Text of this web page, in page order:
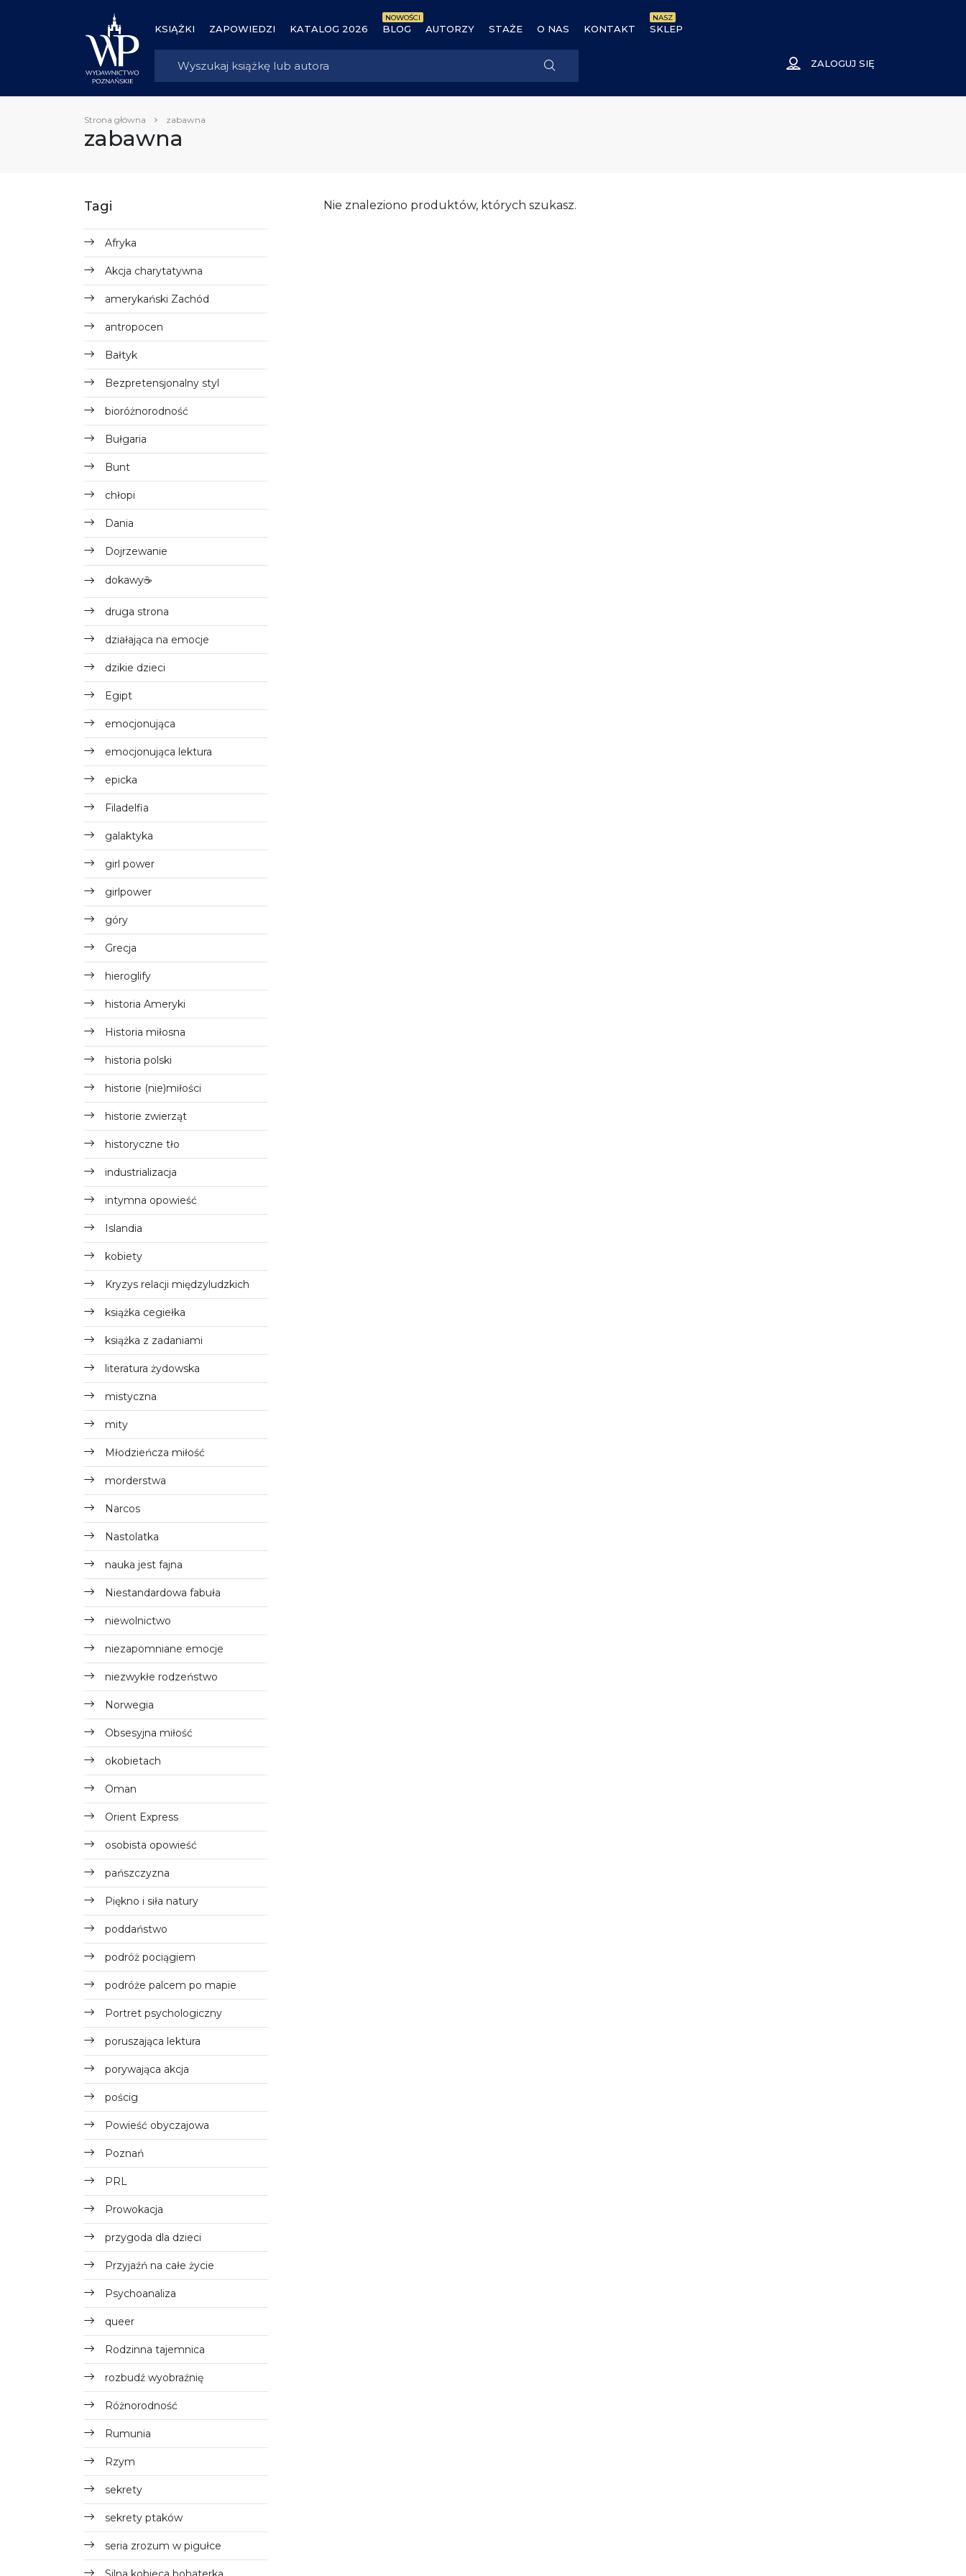
KSIĄŻKI ZAPOWIEDZI KATALOG 2026 BLOG
NOWOŚCI
AUTORZY STAŻE O NAS KONTAKT SKLEP
NASZ
ZALOGUJ SIĘ
Strona główna zabawna
zabawna
Tagi
Afryka
Akcja charytatywna
amerykański Zachód
antropocen
Bałtyk
Bezpretensjonalny styl
bioróżnorodność
Bułgaria
Bunt
chłopi
Dania
Dojrzewanie
dokawy☕
druga strona
działająca na emocje
dzikie dzieci
Egipt
emocjonująca
emocjonująca lektura
epicka
Filadelfia
galaktyka
girl power
girlpower
góry
Grecja
hieroglify
historia Ameryki
Historia miłosna
historia polski
historie (nie)miłości
historie zwierząt
historyczne tło
industrializacja
intymna opowieść
Islandia
kobiety
Kryzys relacji międzyludzkich
książka cegiełka
książka z zadaniami
literatura żydowska
mistyczna
mity
Młodzieńcza miłość
morderstwa
Narcos
Nastolatka
nauka jest fajna
Niestandardowa fabuła
niewolnictwo
niezapomniane emocje
niezwykłe rodzeństwo
Norwegia
Obsesyjna miłość
okobietach
Oman
Orient Express
osobista opowieść
pańszczyzna
Piękno i siła natury
poddaństwo
podróż pociągiem
podróże palcem po mapie
Portret psychologiczny
poruszająca lektura
porywająca akcja
pościg
Powieść obyczajowa
Poznań
PRL
Prowokacja
przygoda dla dzieci
Przyjaźń na całe życie
Psychoanaliza
queer
Rodzinna tajemnica
rozbudź wyobraźnię
Różnorodność
Rumunia
Rzym
sekrety
sekrety ptaków
seria zrozum w pigułce
Nie znaleziono produktów, których szukasz.